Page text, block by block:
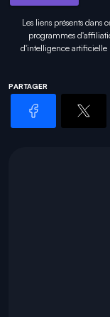
Les liens présents dans
programmes
d'intelligence
PARTAGER